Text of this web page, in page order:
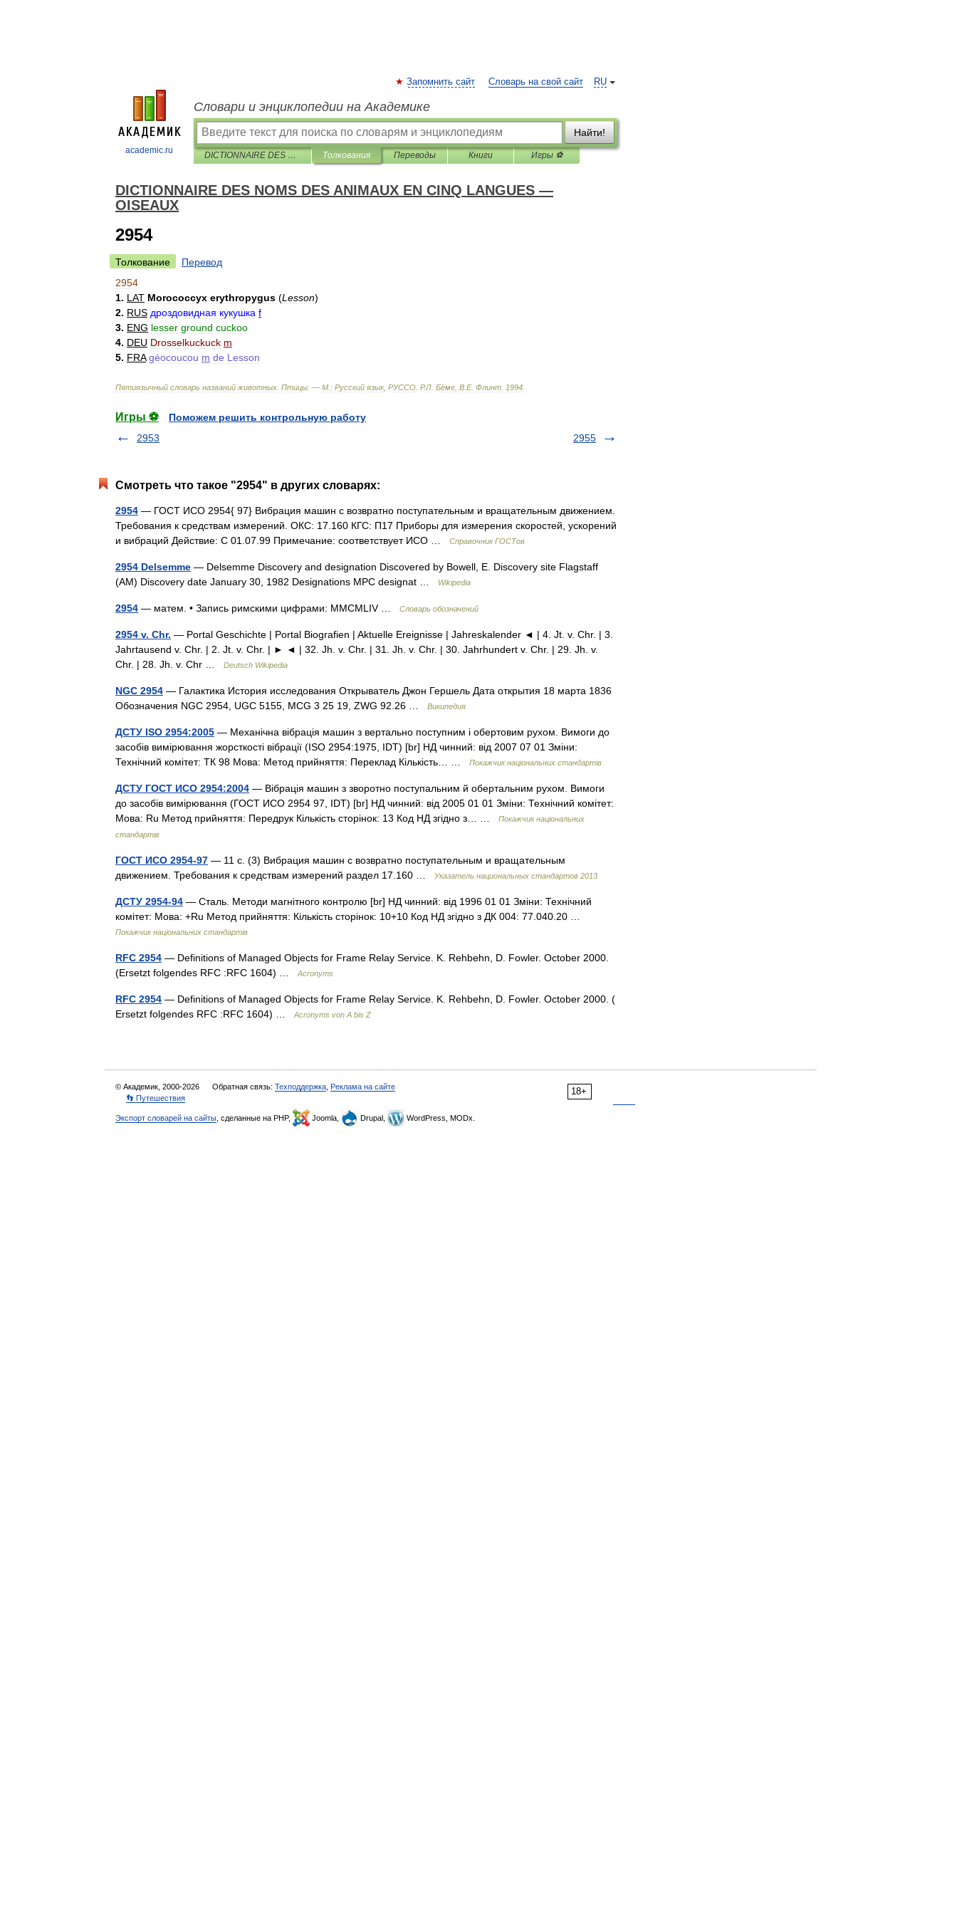
academic.ru
RU
Запомнить сайт Словарь на свой сайт
Словари и энциклопедии на Академике
Найти!
DICTIONNAIRE DES NOMS DES ANIMAUX EN CINQ LANGUES — OISEAUX Толкования Переводы Книги Игры ⚽
DICTIONNAIRE DES NOMS DES ANIMAUX EN CINQ LANGUES —
OISEAUX
2954
Толкование
Перевод
2954
1. LAT Morococcyx erythropygus (Lesson)
2. RUS дроздовидная кукушка f
3. ENG lesser ground cuckoo
4. DEU Drosselkuckuck m
5. FRA géocoucou m de Lesson
Пятиязычный словарь названий животных Птицы . — М : Русский язык, РУССО Р.Л Бёме В Е. Флинт 1994
Игры ⚽
Поможем решить контрольную работу
2953
2955
Смотреть что такое "2954" в других словарях:
2954 — ГОСТ ИСО 2954{ 97} Вибрация машин с возвратно поступательным и вращательным движением.
Требования к средствам измерений. ОКС: 17.160 КГС: П17 Приборы для измерения скоростей, ускорений
и вибраций Действие: С 01.07.99 Примечание: соответствует ИСО …
Справочник ГОСТов
2954 Delsemme — Delsemme Discovery and designation Discovered by Bowell, E. Discovery site Flagstaff
(AM) Discovery date January 30, 1982 Designations MPC designat …
Wikipedia
2954 — матем. • Запись римскими цифрами: MMCMLIV … Словарь обозначений
2954 v. Chr. — Portal Geschichte | Portal Biografien | Aktuelle Ereignisse | Jahreskalender ◄ | 4. Jt. v. Chr. | 3.
Jahrtausend v. Chr. | 2. Jt. v. Chr. | ► ◄ | 32. Jh. v. Chr. | 31. Jh. v. Chr. | 30. Jahrhundert v. Chr. | 29. Jh. v.
Chr. | 28. Jh. v. Chr …
Deutsch Wikipedia
NGC 2954 — Галактика История исследования Открыватель Джон Гершель Дата открытия 18 марта 1836
Обозначения NGC 2954, UGC 5155, MCG 3 25 19, ZWG 92.26 …
Википедия
ДСТУ ISO 2954:2005 — Механічна вібрація машин з вертально поступним і обертовим рухом. Вимоги до
засобів вимірювання жорсткості вібрації (ISO 2954:1975, IDT) [br] НД чинний: від 2007 07 01 Зміни:
Технічний комітет: ТК 98 Мова: Метод прийняття: Переклад Кількість… …
Покажчик національних стандартів
ДСТУ ГОСТ ИСО 2954:2004 — Вібрація машин з зворотно поступальним й обертальним рухом. Вимоги
до засобів вимірювання (ГОСТ ИСО 2954 97, IDT) [br] НД чинний: від 2005 01 01 Зміни: Технічний комітет:
Мова: Ru Метод прийняття: Передрук Кількість сторінок: 13 Код НД згідно з… …
Покажчик національних
стандартів
ГОСТ ИСО 2954-97 — 11 с. (3) Вибрация машин с возвратно поступательным и вращательным
движением. Требования к средствам измерений раздел 17.160 …
Указатель национальных стандартов 2013
ДСТУ 2954-94 — Сталь. Методи магнітного контролю [br] НД чинний: від 1996 01 01 Зміни: Технічний
комітет: Мова: +Ru Метод прийняття: Кількість сторінок: 10+10 Код НД згідно з ДК 004: 77.040.20 …
Покажчик національних стандартів
RFC 2954 — Definitions of Managed Objects for Frame Relay Service. K. Rehbehn, D. Fowler. October 2000.
(Ersetzt folgendes RFC :RFC 1604) …
Acronyms
RFC 2954 — Definitions of Managed Objects for Frame Relay Service. K. Rehbehn, D. Fowler. October 2000. (
Ersetzt folgendes RFC :RFC 1604) …
Acronyms von A bis Z
18+
© Академик, 2000-2026 Обратная связь: Техподдержка Реклама на сайте
👣 Путешествия
Экспорт словарей на сайты , сделанные на PHP, Joomla, Drupal, WordPress, MODx.